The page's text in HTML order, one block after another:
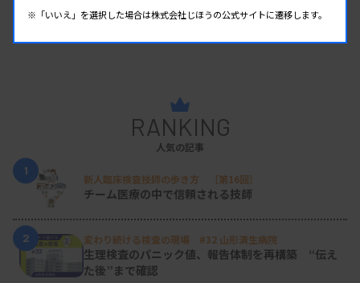
RANKING
人気の記事
1
新人臨床検査技師の歩き方 ［第16回］
チーム医療の中で信頼される技師
2 変わり続ける検査の現場 #32 山形済生病院
生理検査のパニック値、報告体制を再構築 “伝え
た後”まで確認
※「いいえ」を選択した場合は株式会社じほうの公式サイトに遷移します。